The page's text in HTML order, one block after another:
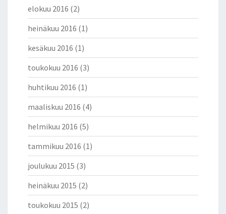
elokuu 2016 (2)
heinäkuu 2016 (1)
kesäkuu 2016 (1)
toukokuu 2016 (3)
huhtikuu 2016 (1)
maaliskuu 2016 (4)
helmikuu 2016 (5)
tammikuu 2016 (1)
joulukuu 2015 (3)
heinäkuu 2015 (2)
toukokuu 2015 (2)